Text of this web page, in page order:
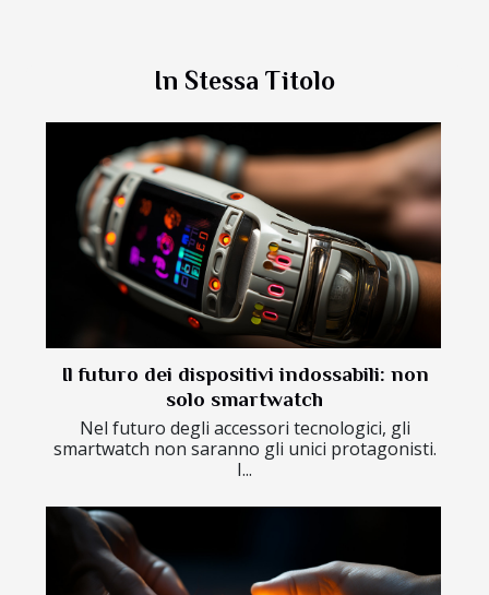
In Stessa Titolo
Il futuro dei dispositivi indossabili: non
solo smartwatch
Nel futuro degli accessori tecnologici, gli
smartwatch non saranno gli unici protagonisti.
I...